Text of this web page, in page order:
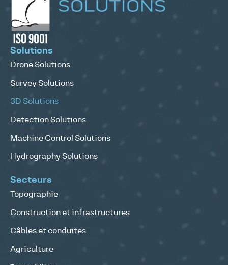
Solutions
Drone Solutions
Survey Solutions
3D Solutions
Detection Solutions
Machine Control Solutions
Hydrography Solutions
Secteurs
Topographie
Construction et infrastructures
Câbles et conduites
Agriculture